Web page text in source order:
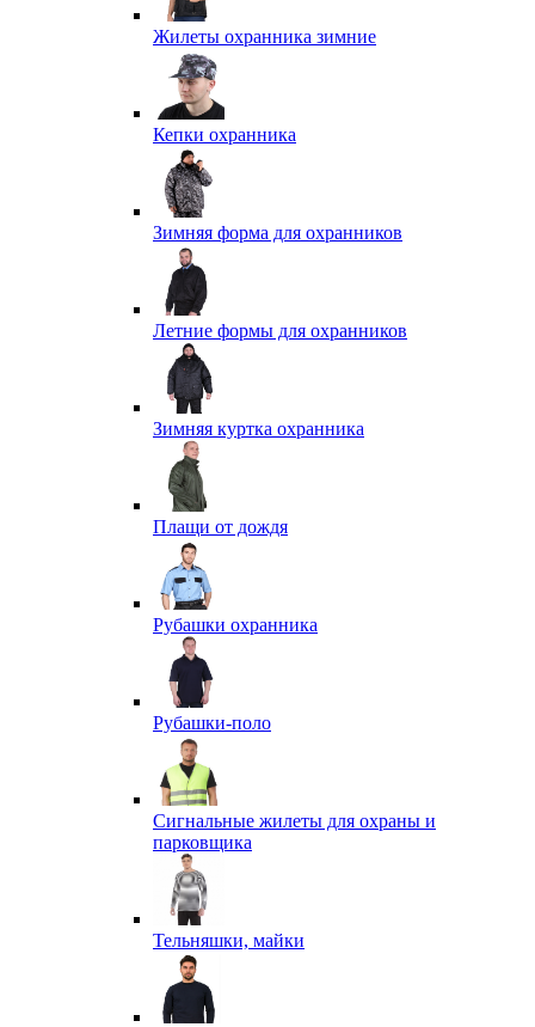
Жилеты охранника зимние
Кепки охранника
Зимняя форма для охранников
Летние формы для охранников
Зимняя куртка охранника
Плащи от дождя
Рубашки охранника
Рубашки-поло
Сигнальные жилеты для охраны и
парковщика
Тельняшки, майки